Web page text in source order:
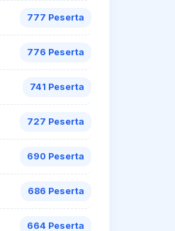
777 Peserta
776 Peserta
741 Peserta
727 Peserta
690 Peserta
686 Peserta
664 Peserta